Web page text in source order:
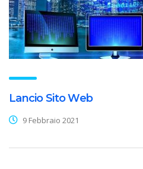
Lancio Sito Web
9 Febbraio 2021